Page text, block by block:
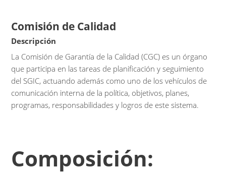
Comisión de Calidad
Descripción
La Comisión de Garantía de la Calidad (CGC) es un órgano
que participa en las tareas de planificación y seguimiento
del SGIC, actuando además como uno de los vehículos de
comunicación interna de la política, objetivos, planes,
programas, responsabilidades y logros de este sistema.
Composición: